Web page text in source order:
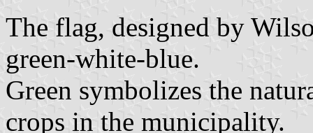
The flag, designed by
green-white-blue.
Green symbolizes the
crops in the municipality.